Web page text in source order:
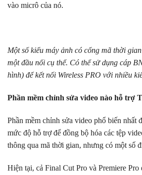
vào micrô của nó.
Một số kiểu máy ảnh có cổng mã thời
một đầu nối cụ thể. Có thể sử dụng cáp
hình) để kết nối Wireless PRO với nhiều
Phần mềm chỉnh sửa video nào hỗ trợ
Phần mềm chỉnh sửa video phổ biến nhất
mức độ hỗ trợ để đồng bộ hóa các tệp
thông qua mã thời gian, nhưng có một số
Hiện tại, cả Final Cut Pro và Premiere Pro